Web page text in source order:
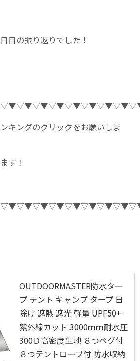
目の振り返りでした！
キングのクリックをお願いしま
す！
OUTDOORMASTER防水ター
プ テント キャンプ タープ 日
除け 遮熱 遮光 軽量 UPF50+
紫外線カット 3000ｍｍ耐水圧
300Ｄ高密度生地 ８つペグ付
８つテントロープ付 防水収納